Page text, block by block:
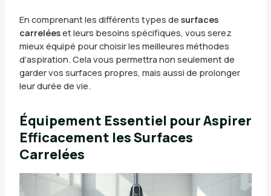
En comprenant les différents types de surfaces
carreléeset leurs besoins spécifiques, vous serez
mieux équipé pour choisir les meilleures méthodes
d’aspiration. Cela vous permettra non seulement de
garder vos surfaces propres, mais aussi de prolonger
leur durée de vie.
Équipement Essentiel pour Aspirer
Efficacement les Surfaces
Carrelées